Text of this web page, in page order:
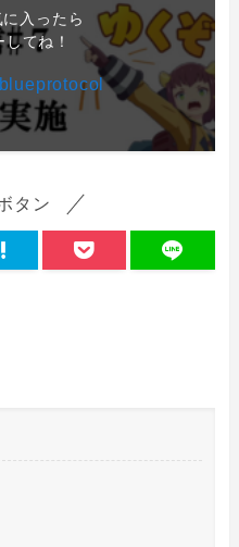
入ったら
てね！
タン